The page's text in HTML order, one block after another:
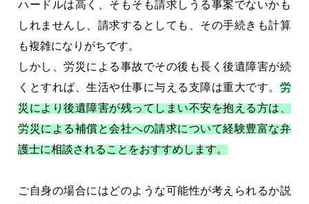
ハードルは高く、そもそも請求しうる事案でないかも
しれませんし、請求するとしても、その手続きも計算
も複雑になりがちです。
しかし、労災による事故でその後も長く後遺障害が続
くとすれば、生活や仕事に与える支障は重大です。 労
災により後遺障害が残ってしまい不安を抱える方は、
労災による補償と会社への請求について経験豊富な弁
護士に相談されることをおすすめします。
ご自身の場合にはどのような可能性が考えられるか説